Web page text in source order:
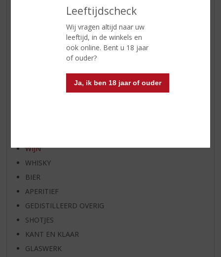
Leeftijdscheck
Wij vragen altijd naar uw
leeftijd, in de winkels en
ook online. Bent u 18 jaar
of ouder?
Ja, ik ben 18 jaar of ouder
AANBIEDINGEN
WIJN VAN DE MAAND
WHISKY VAN DE MAAND
RUM VAN DE MAAND
BIER VAN DE MAAND
EXCLUSIEF TOPSLIJTER
WIJN
WHISKY
BIER
APERITIEF
GEDISTILLEERD OVERIG
SHOTJES
KANT EN KLAAR
GLASWERK